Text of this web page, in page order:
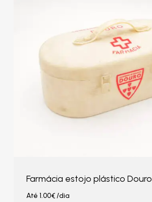
Farmácia estojo plástico Douro
Até 1.00€/dia